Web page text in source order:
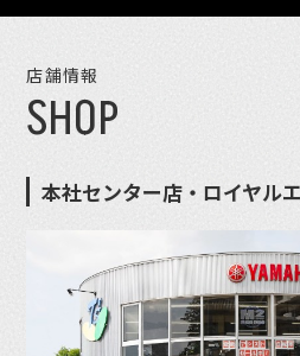
店舗情報
SHOP
本社センター店・ロイヤル